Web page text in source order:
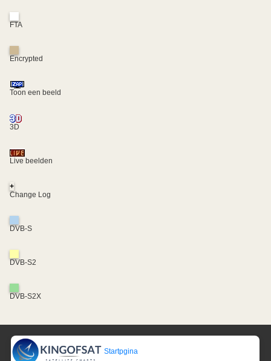
FTA
Encrypted
Toon een beeld
3D
Live beelden
+
Change Log
DVB-S
DVB-S2
DVB-S2X
Startpgina